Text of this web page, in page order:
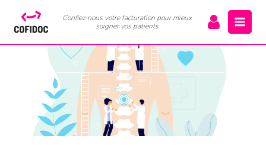
Confiez-nous votre facturation pour mieux
soigner vos patients